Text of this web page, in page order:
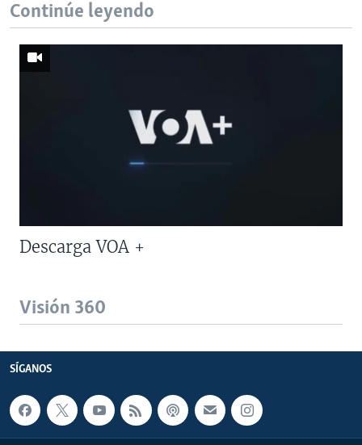
Continúe leyendo
Descarga VOA +
Visión 360
SÍGANOS